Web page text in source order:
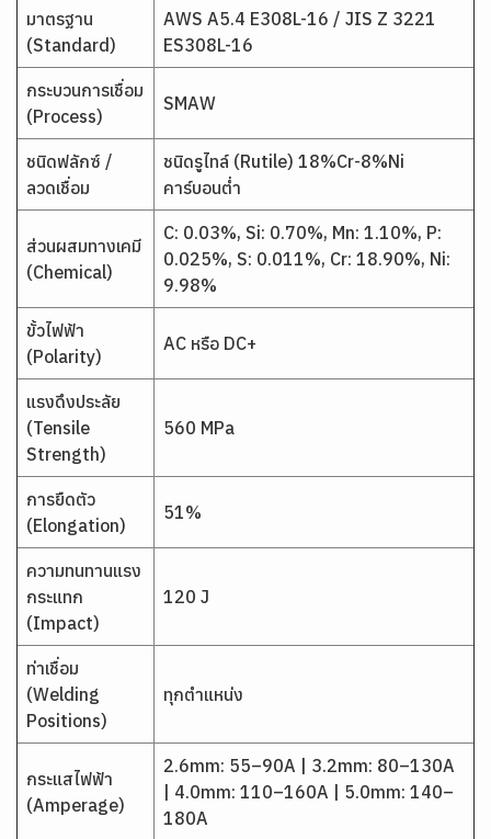
มาตรฐาน
(Standard)
AWS A5.4 E308L-16 / JIS Z 3221
ES308L-16
กระบวนการเชื่อม
(Process)
SMAW
ชนิดฟลักซ์ /
ลวดเชื่อม
ชนิดรูไทล์ (Rutile) 18%Cr-8%Ni
คาร์บอนต่ำ
ส่วนผสมทางเคมี
(Chemical)
C: 0.03%, Si: 0.70%, Mn: 1.10%, P:
0.025%, S: 0.011%, Cr: 18.90%, Ni:
9.98%
ขั้วไฟฟ้า
(Polarity)
AC หรือ DC+
แรงดึงประลัย
(Tensile
Strength)
560 MPa
การยืดตัว
(Elongation)
51%
ความทนทานแรง
กระแทก
(Impact)
120 J
ท่าเชื่อม
(Welding
Positions)
ทุกตำแหน่ง
กระแสไฟฟ้า
(Amperage)
2.6mm: 55–90A | 3.2mm: 80–130A
| 4.0mm: 110–160A | 5.0mm: 140–
180A